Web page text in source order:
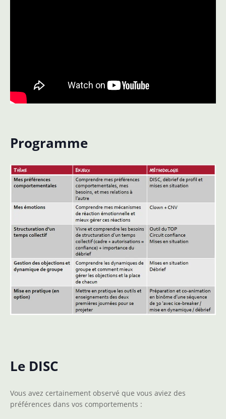
Programme
Le DISC
Vous avez certainement observé que vous aviez des
préférences dans vos comportements :